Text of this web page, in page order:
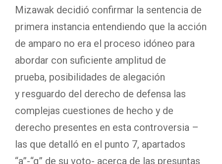
Mizawak decidió confirmar la sentencia de
primera instancia entendiendo que la acción
de amparo no era el proceso idóneo para
abordar con suficiente amplitud de
prueba, posibilidades de alegación
y resguardo del derecho de defensa las
complejas cuestiones de hecho y de
derecho presentes en esta controversia –
las que detalló en el punto 7, apartados
“a”-“g” de su voto- acerca de las presuntas